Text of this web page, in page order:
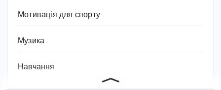
Мотивація для спорту
Музика
Навчання